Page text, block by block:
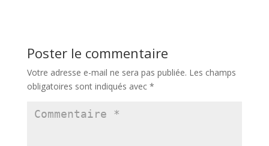
Poster le commentaire
Votre adresse e-mail ne sera pas publiée. Les champs
obligatoires sont indiqués avec *